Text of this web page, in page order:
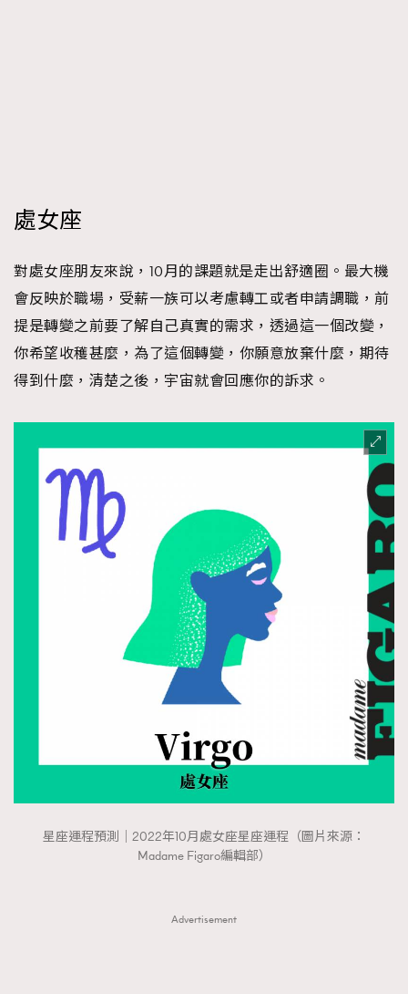
處女座
對處女座朋友來說，10月的課題就是走出舒適圈。最大機
會反映於職場，受薪一族可以考慮轉工或者申請調職，前
提是轉變之前要了解自己真實的需求，透過這一個改變，
你希望收穫甚麼，為了這個轉變，你願意放棄什麼，期待
得到什麼，清楚之後，宇宙就會回應你的訴求。
星座運程預測｜2022年10月處女座星座運程（圖片來源：
Madame Figaro編輯部）
Advertisement